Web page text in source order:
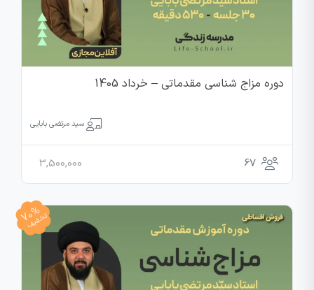
دوره مزاج شناسی مقدماتی – خرداد 1405
سید مرتضی بابایی
67
3,500,000
70%
تخفیف